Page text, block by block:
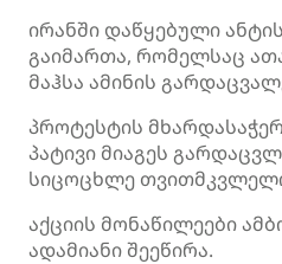
ირანში დაწყებული
გაიმართა, რომელსაც
მაჰსა ამინის
პროტესტის
პატივი მიაგეს
სიცოცხლე
აქციის მონაწილეები
ადამიანი შეეწირა.